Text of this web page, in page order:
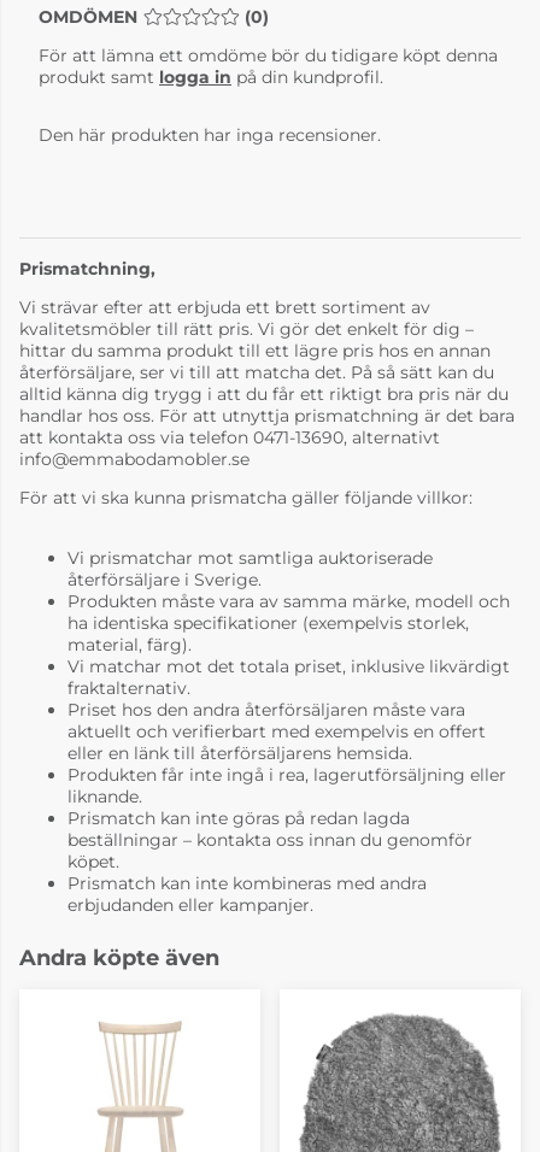
OMDÖMEN MEDELBETYG 0 AV 5 ANTAL BETYG 0
(0)
För att lämna ett omdöme bör du tidigare köpt denna
produkt samt logga in på din kundprofil.
Den här produkten har inga recensioner.
Prismatchning,
Vi strävar efter att erbjuda ett brett sortiment av
kvalitetsmöbler till rätt pris. Vi gör det enkelt för dig –
hittar du samma produkt till ett lägre pris hos en annan
återförsäljare, ser vi till att matcha det. På så sätt kan du
alltid känna dig trygg i att du får ett riktigt bra pris när du
handlar hos oss. För att utnyttja prismatchning är det bara
att kontakta oss via telefon 0471-13690, alternativt
info@emmabodamobler.se
För att vi ska kunna prismatcha gäller följande villkor:
Vi prismatchar mot samtliga auktoriserade
återförsäljare i Sverige.
Produkten måste vara av samma märke, modell och
ha identiska specifikationer (exempelvis storlek,
material, färg).
Vi matchar mot det totala priset, inklusive likvärdigt
fraktalternativ.
Priset hos den andra återförsäljaren måste vara
aktuellt och verifierbart med exempelvis en offert
eller en länk till återförsäljarens hemsida.
Produkten får inte ingå i rea, lagerutförsäljning eller
liknande.
Prismatch kan inte göras på redan lagda
beställningar – kontakta oss innan du genomför
köpet.
Prismatch kan inte kombineras med andra
erbjudanden eller kampanjer.
Andra köpte även